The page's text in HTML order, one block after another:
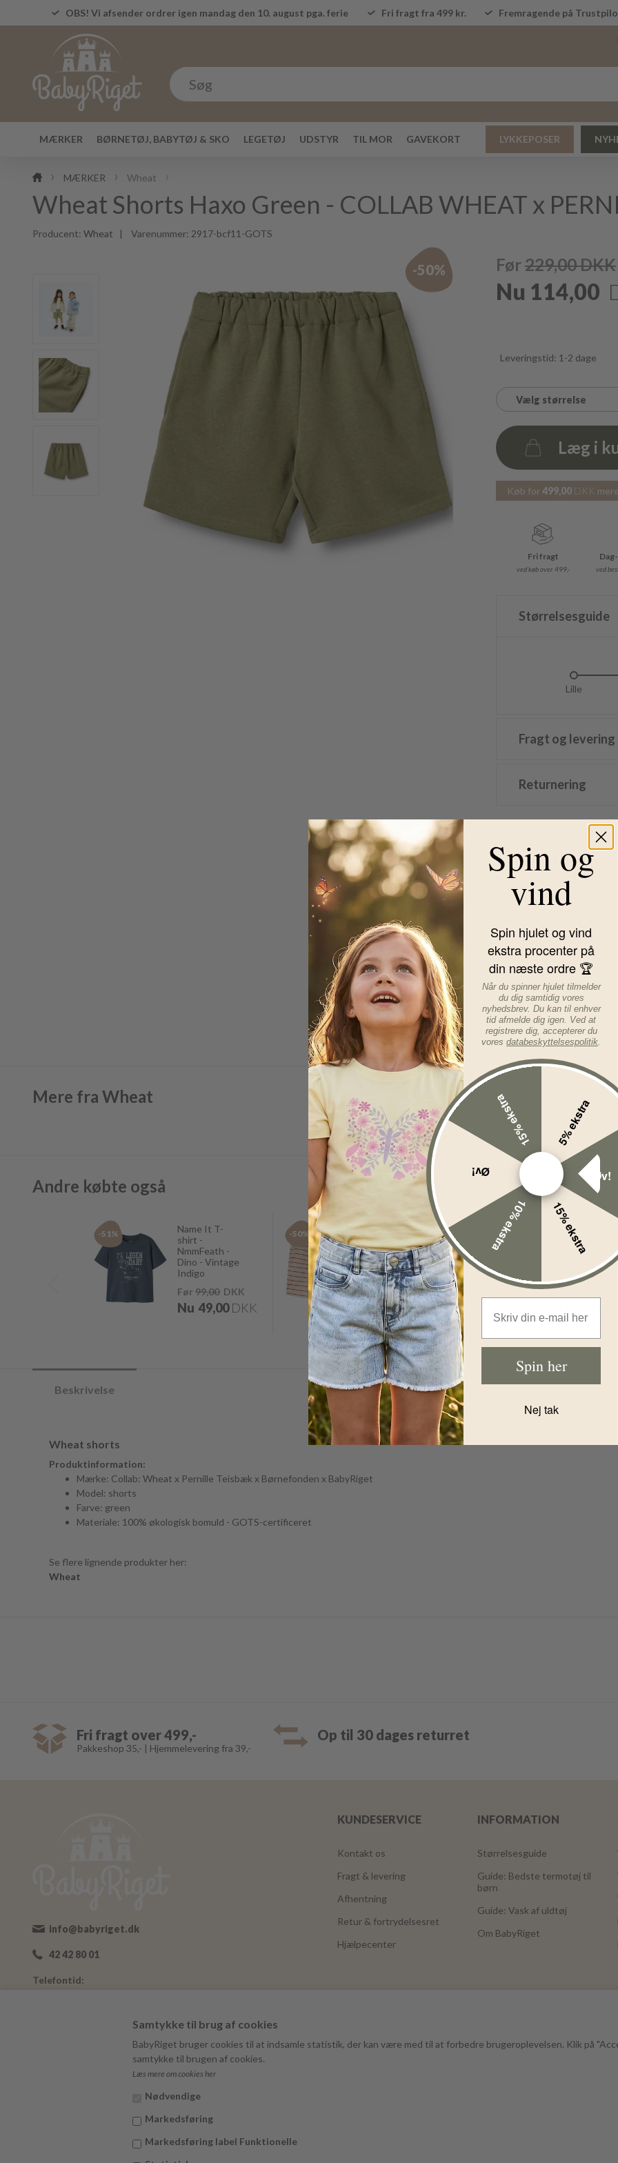
Samtykke til brug af cookies
BabyRiget bruger cookies til at indsamle statistik, der kan være med til at forbedre brugeroplevelsen. Klik på
samtykke til brugen af cookies.
Læs mere om cookies her
Nødvendige
Markedsføring
Markedsføring label Funktionelle
OBS! Vi afsender ordrer igen mandag den 10. august pga. ferie Fri fragt fra 499 kr. Fremragende på
MÆRKER BØRNETØJ, BABYTØJ & SKO LEGETØJ UDSTYR TIL MOR GAVEKORT LYKKEPOSER
MÆRKER Wheat
Wheat Shorts Haxo Green - COLLAB WHEAT x
Producent: Wheat | Varenummer: 2917-bcf11-GOTS
-50% Før229,00DKK
Nu 114,00
Leveringstid: 1-2 dage
Vælg størrelse
Antal
Læg i
Køb for499,00 DKK
Fri fragt
ved køb over 499,- ved
Størrelsesguide
Lille
Fragt og levering
Returnering
Fede Wheat shorts i blød
design.
Wheat shortsene er i en
fedt look.
Shortsene har lommer i
De er en del af collab
sammen med BabyRiget
Børnecancerfonden. Alt
Læs mere om varen...
Mere fra Wheat
Andre købte også
-51%
Name It T-
shirt -
NmmFeath -
Dino - Vintage
Indigo
Før 99,00DKK
Nu 49,00 DKK
-50%
Name It
Shorts -
NmmFully -
Red Ochre
Før139,00DKK
Nu69,00DKK
-51%
Name It T-
shirt -
NmmFelkan -
Celestial Blue
Før
Beskrivelse
Wheat shorts
Produktinformation:
Mærke: Collab: Wheat x Pernille Teisbæk x Børnefonden x BabyRiget
Model: shorts
Farve: green
Materiale: 100% økologisk bomuld - GOTS-certificeret
Se flere lignende produkter her:
Wheat
Fri fragt over 499,-
Pakkeshop 35,- | Hjemmelevering fra 39,-
Op til 30 dages returret
info@babyriget.dk
42 42 80 01
Telefontid:
KUNDESERVICE
Kontakt os
Fragt & levering
Afhentning
Retur & fortrydelsesret
Hjælpecenter
INFORMATION
Størrelsesguide
Guide: Bedste termotøj til
børn
Guide: Vask af uldtøj
Om BabyRiget
Spin og
vind
Spin hjulet og vind
ekstra procenter på
din næste ordre 🏆
Når du spinner hjulet tilmelder
du dig samtidig vores
nyhedsbrev. Du kan til enhver
tid afmelde dig igen. Ved at
registrere dig, accepterer du
vores databeskyttelsespolitik.
5% ekstra
Øv!
15% ekstra
10% ekstra
Øv!
15% ekstra
Spin her
Nej tak